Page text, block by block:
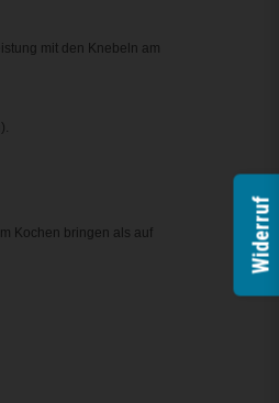
mit den Knebeln am
Kochen bringen als auf
Widerruf